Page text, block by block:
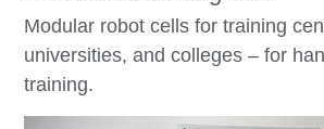
Modular robot cells for training
universities, and colleges – for
training.